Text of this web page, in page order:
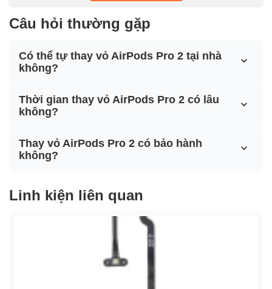
Câu hỏi thường gặp
Có thể tự thay vỏ AirPods Pro 2 tại nhà
không?
Thời gian thay vỏ AirPods Pro 2 có lâu
không?
Thay vỏ AirPods Pro 2 có bảo hành
không?
Linh kiện liên quan